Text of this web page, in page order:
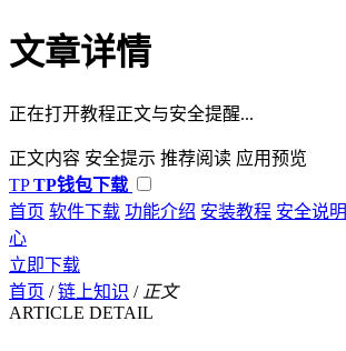
文章详情
正在打开教程正文与安全提醒...
正文内容 安全提示 推荐阅读 应用预览
TP TP钱包下载
首页 软件下载 功能介绍 安装教程 安全说明
心
立即下载
首页 / 链上知识 / 正文
ARTICLE DETAIL